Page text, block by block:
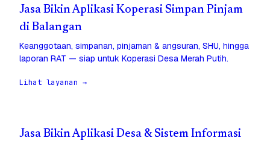
Jasa Bikin Aplikasi Koperasi Simpan Pinjam
di Balangan
Keanggotaan, simpanan, pinjaman & angsuran, SHU, hingga
laporan RAT — siap untuk Koperasi Desa Merah Putih.
Lihat layanan →
Jasa Bikin Aplikasi Desa & Sistem Informasi